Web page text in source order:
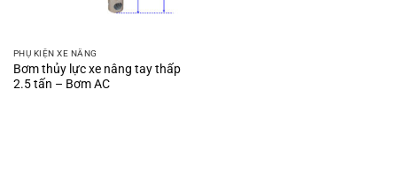
PHỤ KIỆN XE NÂNG
Bơm thủy lực xe nâng tay thấp
2.5 tấn – Bơm AC